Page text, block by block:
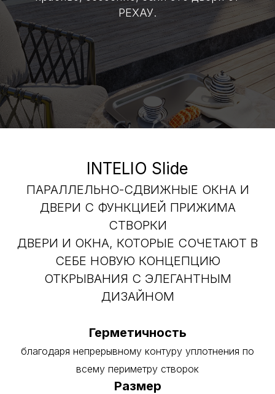
РЕХАУ.
INTELIO Slide
ПАРАЛЛЕЛЬНО-СДВИЖНЫЕ ОКНА И
ДВЕРИ С ФУНКЦИЕЙ ПРИЖИМА
СТВОРКИ
ДВЕРИ И ОКНА, КОТОРЫЕ СОЧЕТАЮТ В
СЕБЕ НОВУЮ КОНЦЕПЦИЮ
ОТКРЫВАНИЯ С ЭЛЕГАНТНЫМ
ДИЗАЙНОМ
Герметичность
благодаря непрерывному контуру уплотнения по
всему периметру створок
Размер